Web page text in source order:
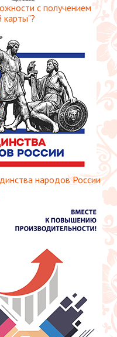
с получением
карты"?
народов России